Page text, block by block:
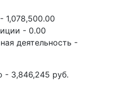
1,078,500.00
- 0.00
деятельность -
3,846,245 руб.